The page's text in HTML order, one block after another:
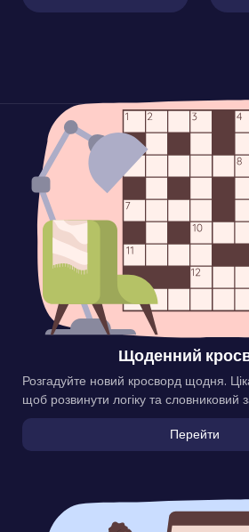
Щоденний
Розгадуйте новий кросворд щодня.
щоб розвинути логіку та словниковий
Перейти